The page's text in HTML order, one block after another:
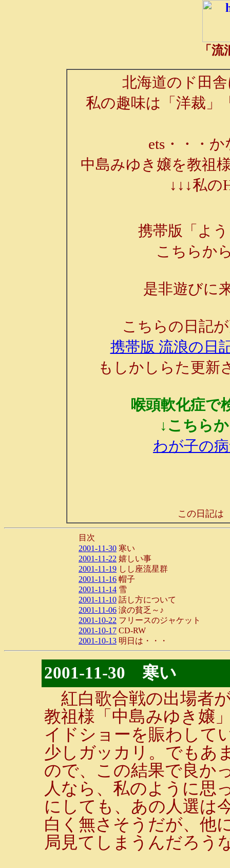
「
北海道のド田
私の趣味は「洋裁」
ets・・・
中島みゆき嬢を教祖
↓↓↓私の
携帯版「よ
こちらか
是非遊びに
こちらの日記
携帯版 流浪の日
もしかしらた更新
喉頭軟化症で
↓こちら
わが子の
この日記は
目次
2001-11-30 寒い
2001-11-22 嬉しい事
2001-11-19 しし座流星群
2001-11-16 帽子
2001-11-14 雪
2001-11-10 話し方について
2001-11-06 涙の貧乏～♪
2001-10-22 フリースのジャケット
2001-10-17 CD-RW
2001-10-13 明日は・・・
2001-11-30 寒い
紅白歌合戦の出場者
教祖様「中島みゆき嬢
イドショーを賑わして
少しガッカリ。でもあ
ので、この結果で良か
人なら、私のように思
にしても、あの人選は
白く無さそうだが、他
局見てしまうんだろう